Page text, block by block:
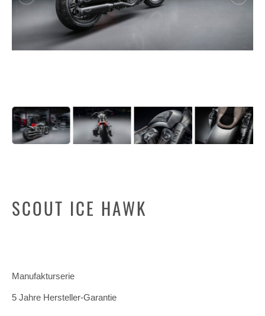
SCOUT ICE HAWK
Manufakturserie
5 Jahre Hersteller-Garantie